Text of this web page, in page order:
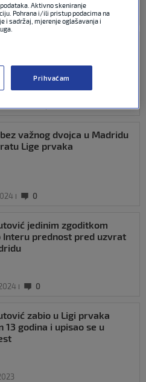
iskreno priznao: ‘Imao
važnog dvojca u Madridu
Lige prvaka
0
jedinim zgoditkom
Interu prednost pred uzvrat
0
zabio u Ligi prvaka
13 godina i upisao se u
Aktivno skeniranje
Pohrana i/ili pristup podacima na
i sadržaj, mjerenje oglašavanja i
Prihvaćam